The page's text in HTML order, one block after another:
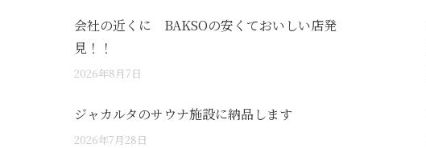
会社の近くに BAKSOの安くておいしい店発
見！！
2026年8月7日
ジャカルタのサウナ施設に納品します
2026年7月28日